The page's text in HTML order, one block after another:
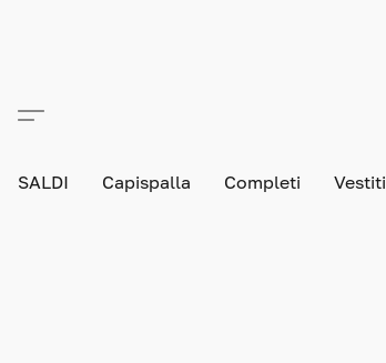
SALDI Capispalla Completi Vestiti